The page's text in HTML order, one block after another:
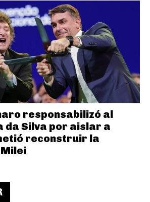
responsabilizó al
da Silva por aislar a
reconstruir la